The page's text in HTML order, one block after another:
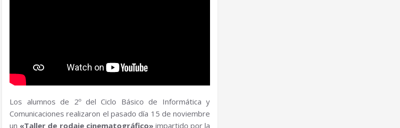
Los alumnos de 2º del Ciclo Básico de Informática y
Comunicaciones realizaron el pasado día 15 de noviembre
un «Taller de rodaje cinematográfico»impartido por la